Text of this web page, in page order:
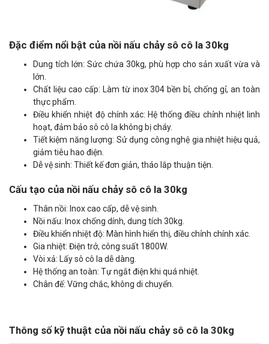
Đặc điểm nổi bật của nồi nấu chảy sô cô la 30kg
Dung tích lớn: Sức chứa 30kg, phù hợp cho sản xuất vừa và
lớn.
Chất liệu cao cấp: Làm từ inox 304 bền bỉ, chống gỉ, an toàn
thực phẩm.
Điều khiển nhiệt độ chính xác: Hệ thống điều chỉnh nhiệt linh
hoạt, đảm bảo sô cô la không bị cháy.
Tiết kiệm năng lượng: Sử dụng công nghệ gia nhiệt hiệu quả,
giảm tiêu hao điện.
Dễ vệ sinh: Thiết kế đơn giản, tháo lắp thuận tiện.
Cấu tạo của nồi nấu chảy sô cô la 30kg
Thân nồi: Inox cao cấp, dễ vệ sinh.
Nồi nấu: Inox chống dính, dung tích 30kg.
Điều khiển nhiệt độ: Màn hình hiển thị, điều chỉnh chính xác.
Gia nhiệt: Điện trở, công suất 1800W.
Vòi xả: Lấy sô cô la dễ dàng.
Hệ thống an toàn: Tự ngắt điện khi quá nhiệt.
Chân đế: Vững chắc, không di chuyển.
Thông số kỹ thuật của nồi nấu chảy sô cô la 30kg